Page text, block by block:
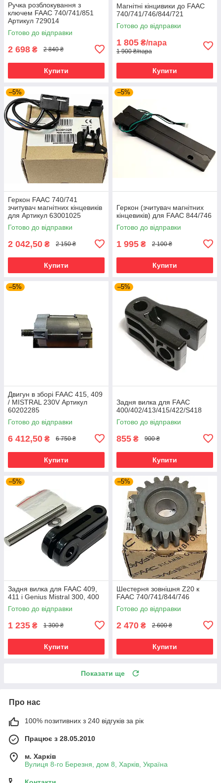
Ручка розблокування з
ключем FAAC 740/741/851
Артикул 729014
Готово до відправки
2 698 ₴ 2 840 ₴
Купити
Магнітні кінцивики до FAAC
740/741/746/844/721
Готово до відправки
1 805 ₴/пара
1 900 ₴/пара
Купити
–5%
Геркон FAAC 740/741
зчитувач магнітних кінцевиків
для Артикул 63001025
Готово до відправки
2 042,50 ₴ 2 150 ₴
Купити
–5%
Геркон (зчитувач магнітних
кінцевиків) для FAAC 844/746
Готово до відправки
1 995 ₴ 2 100 ₴
Купити
–5%
Двигун в зборі FAAC 415, 409
/ MISTRAL 230V Артикул
60202285
Готово до відправки
6 412,50 ₴ 6 750 ₴
Купити
–5%
Задня вилка для FAAC
400/402/413/415/422/S418
Готово до відправки
855 ₴ 900 ₴
Купити
–5%
Задня вилка для FAAC 409,
411 і Genius Mistral 300, 400
Готово до відправки
1 235 ₴ 1 300 ₴
Купити
–5%
Шестерня зовнішня Z20 к
FAAC 740/741/844/746
Готово до відправки
2 470 ₴ 2 600 ₴
Купити
Показати ще
Про нас
100% позитивних з 240 відгуків за рік
Працює з 28.05.2010
м. Харків
Вулиця 8-го Березня, дом 8, Харків, Україна